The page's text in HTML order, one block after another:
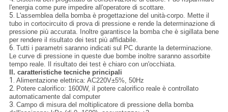
l'energia come pure impedire all'operatore di scottare.
5. L'assemblea della bomba è progettazione del unità-corpo. Mette il
tubo in cortocircuito di prova di pressione e rende la determinazione di
pressione più accurata. Inoltre garantisce la bomba che è sigillata bene
per rendere il risultato dei test più affidabile.
6. Tutti i parametri saranno indicati sul PC durante la determinazione.
Le curve di pressione in queste due bombe inoltre saranno assorbite
tempo reale. Il risultato dei test è chiaro con un'occhiata.
II. caratteristiche tecniche principali
1. Alimentazione elettrica: AC220V±5%, 50Hz
2. Potere calorifico: 1600W, il potere calorifico reale è controllato
automaticamente dal computer
3. Campo di misura del moltiplicatore di pressione della bomba